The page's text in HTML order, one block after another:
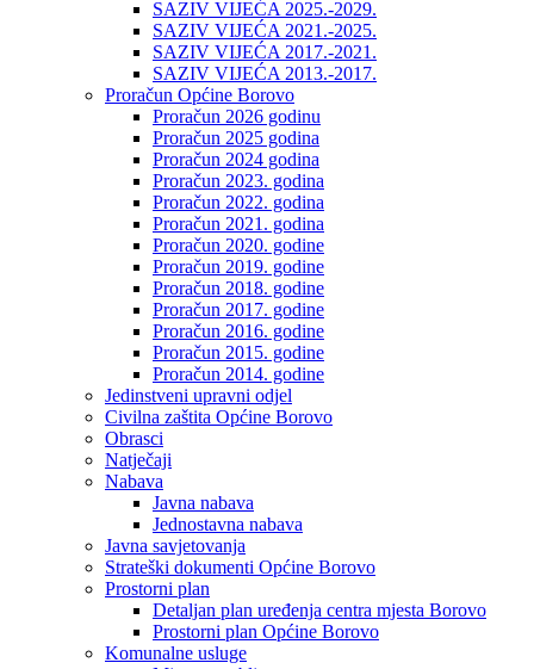
SAZIV VIJEĆA 2025.-2029.
SAZIV VIJEĆA 2021.-2025.
SAZIV VIJEĆA 2017.-2021.
SAZIV VIJEĆA 2013.-2017.
Proračun Općine Borovo
Proračun 2026 godinu
Proračun 2025 godina
Proračun 2024 godina
Proračun 2023. godina
Proračun 2022. godina
Proračun 2021. godina
Proračun 2020. godine
Proračun 2019. godine
Proračun 2018. godine
Proračun 2017. godine
Proračun 2016. godine
Proračun 2015. godine
Proračun 2014. godine
Jedinstveni upravni odjel
Civilna zaštita Općine Borovo
Obrasci
Natječaji
Nabava
Javna nabava
Jednostavna nabava
Javna savjetovanja
Strateški dokumenti Općine Borovo
Prostorni plan
Detaljan plan uređenja centra mjesta Borovo
Prostorni plan Općine Borovo
Komunalne usluge